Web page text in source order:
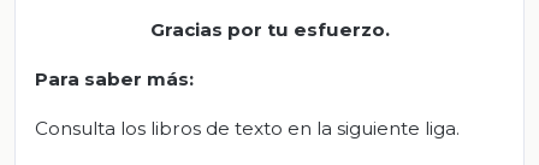
Gracias por tu esfuerzo.
Para saber más:
Consulta los libros de texto en la siguiente liga.